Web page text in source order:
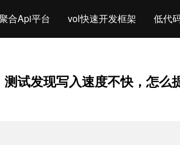
合Api平台 vol快速开发框架 低代
试发现写入速度不快，怎么